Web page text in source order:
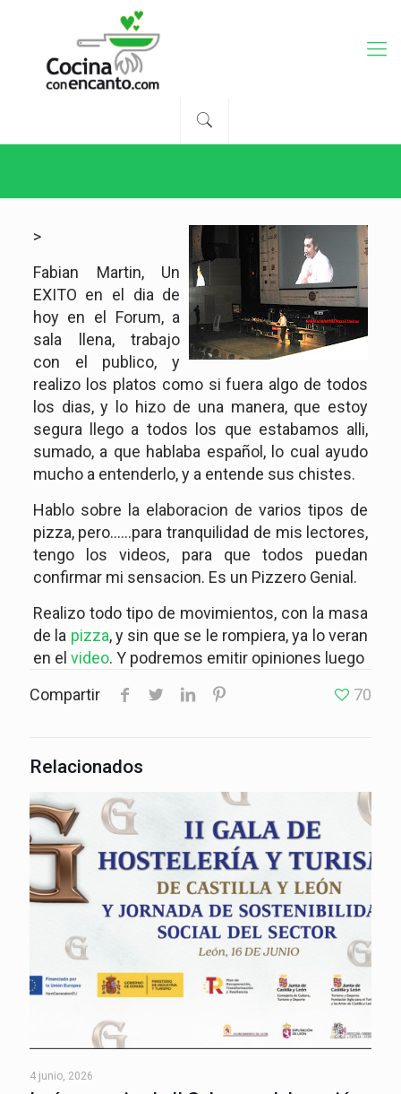
>
Fabian Martin, Un
EXITO en el dia de
hoy en el Forum, a
sala llena, trabajo
con el publico, y
realizo los platos como si fuera algo de todos
los dias, y lo hizo de una manera, que estoy
segura llego a todos los que estabamos alli,
sumado, a que hablaba español, lo cual ayudo
mucho a entenderlo, y a entende sus chistes.
Hablo sobre la elaboracion de varios tipos de
pizza, pero……para tranquilidad de mis lectores,
tengo los videos, para que todos puedan
confirmar mi sensacion. Es un Pizzero Genial.
Realizo todo tipo de movimientos, con la masa
de la pizza, y sin que se le rompiera, ya lo veran
en el video. Y podremos emitir opiniones luego
Compartir
70
Relacionados
4 junio, 2026